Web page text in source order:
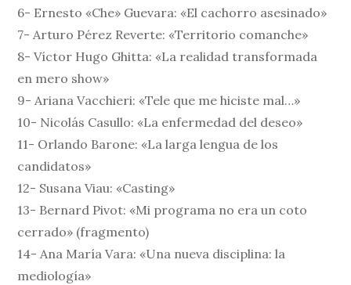
6- Ernesto «Che» Guevara: «El cachorro asesinado»
7- Arturo Pérez Reverte: «Territorio comanche»
8- Víctor Hugo Ghitta: «La realidad transformada
en mero show»
9- Ariana Vacchieri: «Tele que me hiciste mal…»
10- Nicolás Casullo: «La enfermedad del deseo»
11- Orlando Barone: «La larga lengua de los
candidatos»
12- Susana Viau: «Casting»
13- Bernard Pivot: «Mi programa no era un coto
cerrado» (fragmento)
14- Ana María Vara: «Una nueva disciplina: la
mediología»